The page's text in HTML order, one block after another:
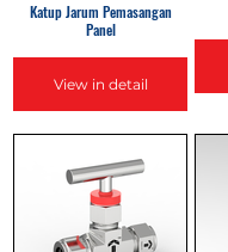
Katup Jarum Pemasangan
Panel
View in detail